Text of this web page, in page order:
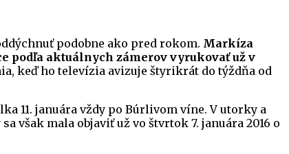
podobne ako pred rokom. Markíza
podľa aktuálnych zámerov vyrukovať už v
keď ho televízia avizuje štyrikrát do týždňa od
11. januára vždy po Búrlivom víne. V utorky a
však mala objaviť už vo štvrtok 7. januára 2016 o